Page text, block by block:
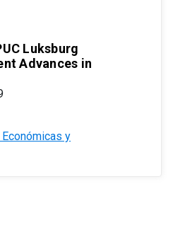
Luksburg
Advances in
y